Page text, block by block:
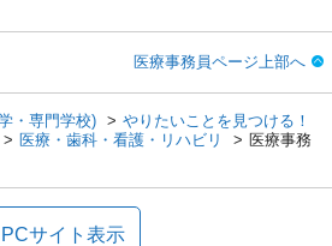
医療事務員ページ上部へ
・専門学校)
やりたいことを見つける！
医療・歯科・看護・リハビリ
医療事務
PCサイト表示